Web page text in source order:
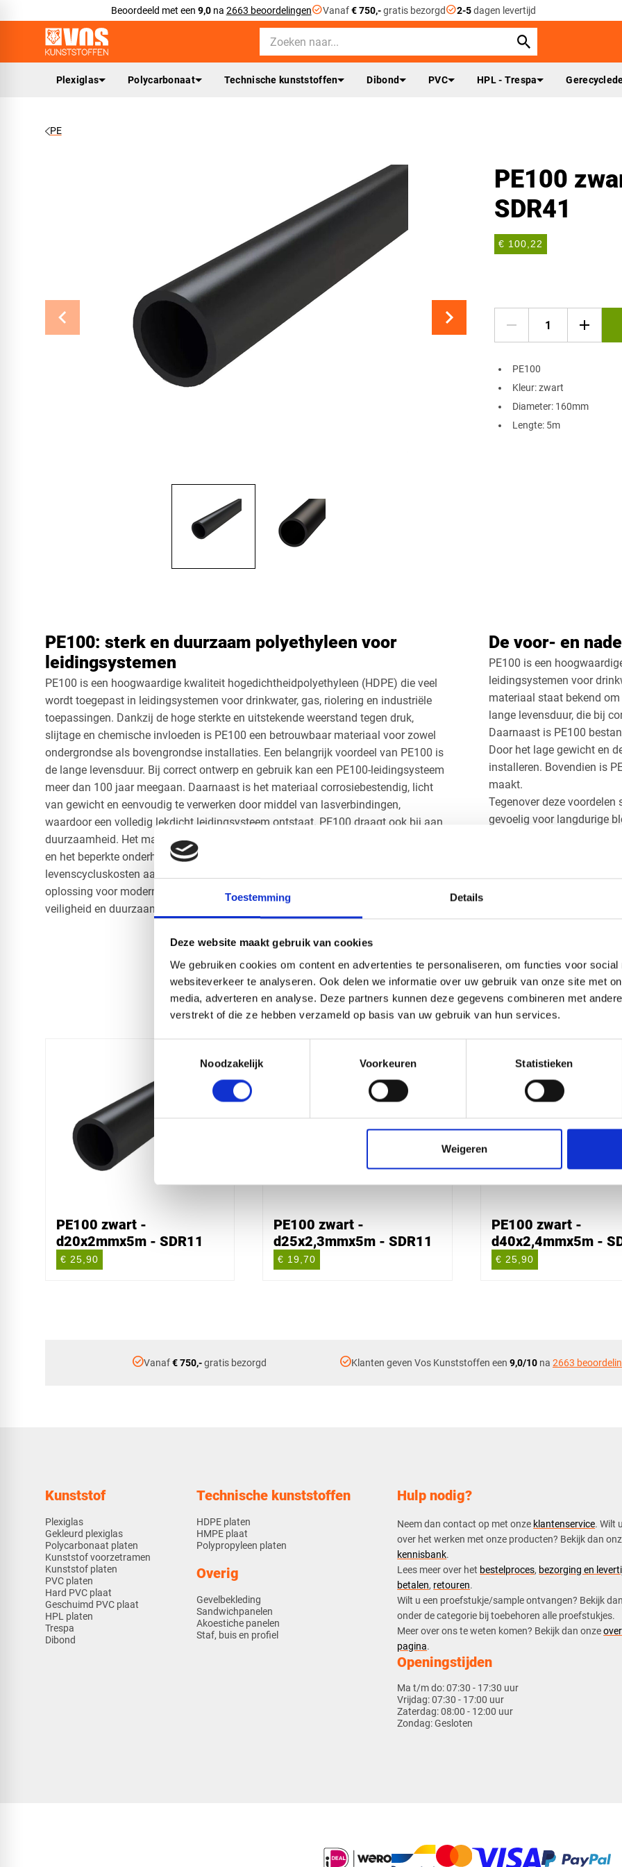
Toestemming Details
Deze website maakt gebruik van cookies
We gebruiken cookies om content en advertenties te personaliseren, om functies voor social
websiteverkeer te analyseren. Ook delen we informatie over uw gebruik van onze site met
media, adverteren en analyse. Deze partners kunnen deze gegevens combineren met
verstrekt of die ze hebben verzameld op basis van uw gebruik van hun services.
Noodzakelijk
Voorkeuren Statistieken
Weigeren
Beoordeeld met een 9,0na 2663 beoordelingencheck_circleVanaf€ 750,-gratis bezorgdcheck_circle2-5dagen levertijd
Plexiglas Polycarbonaat Technische kunststoffen Dibond PVC HPL - Trespa
PE
PE100
SDR41
€ 100,22
​PE100
Kleur: zwart
Diameter: 160mm
Lengte: 5m
PE100: sterk en duurzaam polyethyleen voor
leidingsystemen
PE100 is een hoogwaardige kwaliteit hogedichtheidpolyethyleen (HDPE) die veel
wordt toegepast in leidingsystemen voor drinkwater, gas, riolering en industriële
toepassingen. Dankzij de hoge sterkte en uitstekende weerstand tegen druk,
slijtage en chemische invloeden is PE100 een betrouwbaar materiaal voor zowel
ondergrondse als bovengrondse installaties. Een belangrijk voordeel van PE100 is
de lange levensduur. Bij correct ontwerp en gebruik kan een PE100-leidingsysteem
meer dan 100 jaar meegaan. Daarnaast is het materiaal corrosiebestendig, licht
van gewicht en eenvoudig te verwerken door middel van lasverbindingen,
waardoor een volledig lekdicht leidingsysteem ontstaat. PE100 draagt ook bij aan
duurzaamheid. Het materiaal is volledig recyclebaar en door de lange levensduur
en het beperkte onderhoud worden de milieubelasting en de totale
levenscycluskosten aanzienlijk verlaagd. Hierdoor is PE100 een veelgekozen
oplossing voor moderne infrastructuurprojecten waarin betrouwbaarheid,
veiligheid en duurzaamheid centraal staan.
De voor- en
PE100 is een
leidingsystemen voor
materiaal staat bekend
lange levensduur, die bij
Daarnaast is PE100
Door het lage gewicht en
installeren. Bovendien is
maakt.
Tegenover deze
gevoelig voor langdurige
wordt toegepast. Ook
metalen leidingen,
ontwerp. Tot slot zijn
Handig om er bij te kopen
PE100 zwart -
d20x2mmx5m - SDR11
€ 25,90
PE100 zwart -
d25x2,3mmx5m - SDR11
€ 19,70
PE100 zwart -
d40x2,4mmx5m -
€ 25,90
check_circleVanaf€ 750,-gratis bezorgd check_circleKlanten geven Vos Kunststoffen een 9,0/10 na 2663
Kunststof
Plexiglas
Gekleurd plexiglas
Polycarbonaat platen
Kunststof voorzetramen
Kunststof platen
PVC platen
Hard PVC plaat
Geschuimd PVC plaat
HPL platen
Trespa
Dibond
Technische kunststoffen
HDPE platen
HMPE plaat
Polypropyleen platen
Overig
Gevelbekleding
Sandwichpanelen
Akoestiche panelen
Staf, buis en profiel
Hulp nodig?
Neem dan contact op met onze klantenservice. Wilt
over het werken met onze producten? Bekijk dan
kennisbank.
​Lees meer over het bestelproces, bezorging en
betalen, retouren.​
​Wilt u een proefstukje/sample ontvangen? Bekijk dan
onder de categorie bij toebehoren alle proefstukjes.
​​Meer over ons te weten komen? Bekijk dan onze
pagina.
Openingstijden
Ma t/m do:07:30 - 17:30 uur
Vrijdag:07:30 - 17:00 uur
Zaterdag:08:00 - 12:00 uur
Zondag:Gesloten